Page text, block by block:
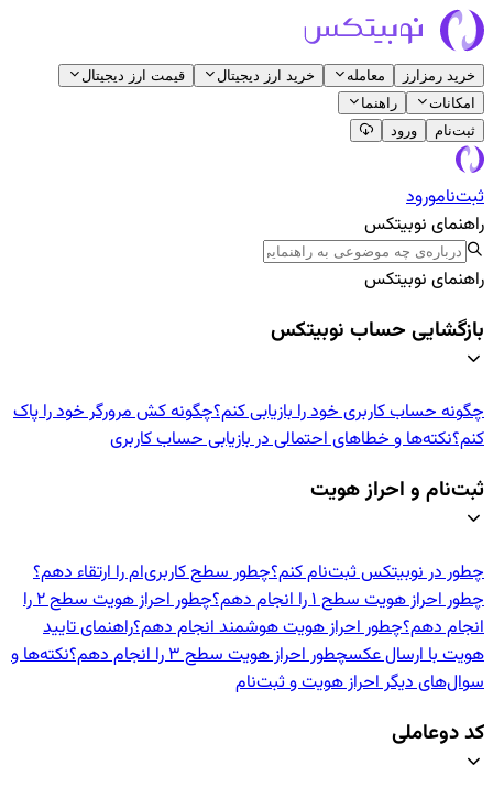
خرید رمزارز معامله خرید ارز دیجیتال
قیمت ارز دیجیتال
امکانات
راهنما
ثبت‌نام
ورود
ثبت‌نامورود
راهنمای نوبیتکس
راهنمای نوبیتکس
بازگشایی حساب نوبیتکس
چگونه حساب کاربری خود را بازیابی کنم؟چگونه کش مرورگر خود را پاک
کنم؟نکته‌ها و خطاهای احتمالی در بازیابی حساب کاربری
ثبت‌نام و احراز هویت
چطور در نوبیتکس ثبت‌نام کنم؟چطور سطح کاربری‌ام را ارتقاء دهم؟
چطور احراز هویت سطح ۱ را انجام دهم؟
چطور احراز هویت سطح ۲ را
انجام دهم؟چطور احراز هویت هوشمند انجام دهم؟راهنمای تایید
هویت با ارسال عکسچطور احراز هویت سطح ۳ را انجام دهم؟
نکته‌ها و
سوال‌های دیگر احراز هویت و ثبت‌نام
کد دوعاملی